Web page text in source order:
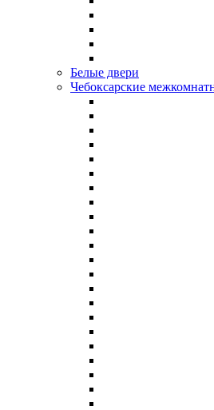
Белые двери
Чебоксарские